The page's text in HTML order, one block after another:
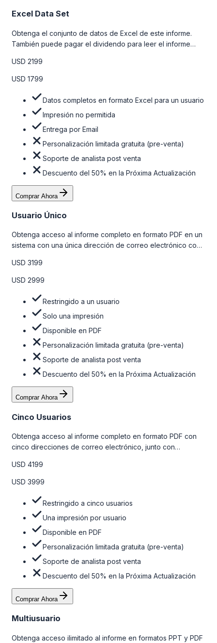
Excel Data Set
Obtenga el conjunto de datos de Excel de este informe.
También puede pagar el dividendo para leer el informe
la tabla de precios a continuación.
USD 2199
USD 1799
Datos completos en formato Excel para un usuario
Impresión no permitida
Entrega por Email
Personalización limitada gratuita (pre-venta)
Soporte de analista post venta
Descuento del 50% en la Próxima Actualización
Comprar Ahora
Usuario Único
Obtenga acceso al informe completo en formato PDF en un
sistema con una única dirección de correo electrónico con
la tabla de precios a continuación.
USD 3199
USD 2999
Restringido a un usuario
Solo una impresión
Disponible en PDF
Personalización limitada gratuita (pre-venta)
Soporte de analista post venta
Descuento del 50% en la Próxima Actualización
Comprar Ahora
Cinco Usuarios
Obtenga acceso al informe completo en formato PDF con
cinco direcciones de correo electrónico, junto con
venta y el soporte post-venta de nuestros analistas. Para
obtener más información, consulte la tabla de precios a
USD 4199
USD 3999
Restringido a cinco usuarios
Una impresión por usuario
Disponible en PDF
Personalización limitada gratuita (pre-venta)
Soporte de analista post venta
Descuento del 50% en la Próxima Actualización
Comprar Ahora
Multiusuario
Obtenga acceso ilimitado al informe en formatos PPT y PDF